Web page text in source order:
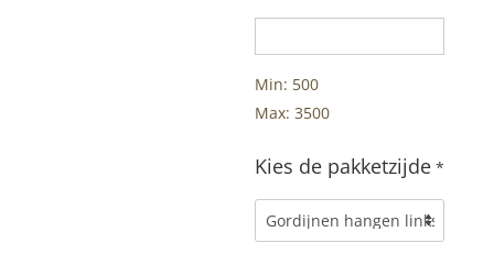
Min: 500
Max: 3500
Kies de pakketzijde *